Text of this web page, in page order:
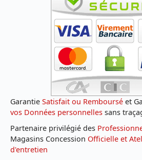
Garantie Satisfait ou Remboursé et
vos Données personnelles sans
Partenaire privilégié des
Magasins Concession Officielle et
d'entretien